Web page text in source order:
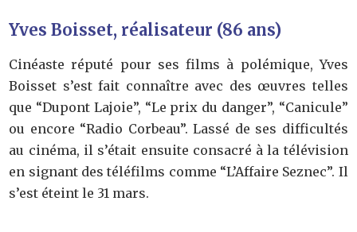
Yves Boisset, réalisateur (86 ans)
Cinéaste réputé pour ses films à polémique, Yves
Boisset s’est fait connaître avec des œuvres telles
que “Dupont Lajoie”, “Le prix du danger”, “Canicule”
ou encore “Radio Corbeau”. Lassé de ses difficultés
au cinéma, il s’était ensuite consacré à la télévision
en signant des téléfilms comme “L’Affaire Seznec”. Il
s’est éteint le 31 mars.